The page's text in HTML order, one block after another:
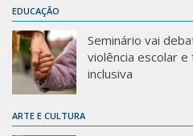
EDUCAÇÃO
Seminário vai
violência escolar
inclusiva
ARTE E CULTURA